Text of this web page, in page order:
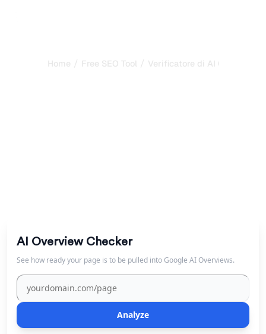
Home / Free SEO Tool / Verificatore di AI Overview
AI Overview Checker
See how ready your page is to be pulled into Google AI Overviews.
Analyze